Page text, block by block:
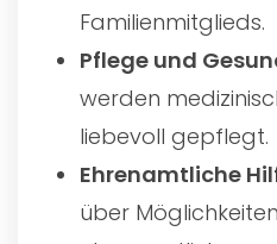
Familienmitglieds.
Pflege und
werden
liebevoll gepflegt.
Ehrenamtliche
über